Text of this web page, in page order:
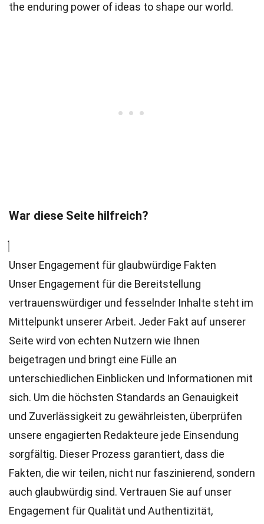
the enduring power of ideas to shape our world.
War diese Seite hilfreich?
Unser Engagement für glaubwürdige Fakten
Unser Engagement für die Bereitstellung
vertrauenswürdiger und fesselnder Inhalte steht im
Mittelpunkt unserer Arbeit. Jeder Fakt auf unserer
Seite wird von echten Nutzern wie Ihnen
beigetragen und bringt eine Fülle an
unterschiedlichen Einblicken und Informationen mit
sich. Um die höchsten Standards an Genauigkeit
und Zuverlässigkeit zu gewährleisten, überprüfen
unsere engagierten Redakteure jede Einsendung
sorgfältig. Dieser Prozess garantiert, dass die
Fakten, die wir teilen, nicht nur faszinierend, sondern
auch glaubwürdig sind. Vertrauen Sie auf unser
Engagement für Qualität und Authentizität,